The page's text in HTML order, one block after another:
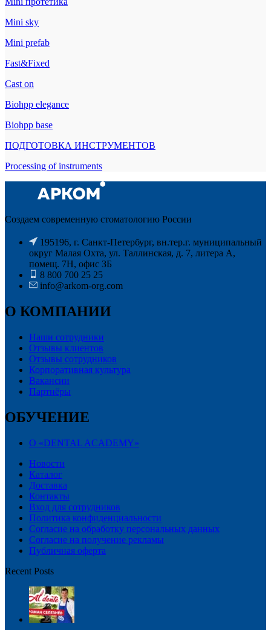
Mini sky
Mini prefab
Fast&Fixed
Cast on
Biohpp elegance
Biohpp base
ПОДГОТОВКА ИНСТРУМЕНТОВ
Processing of instruments
Создаем современную стоматологию России
195196, г. Санкт-Петербург, вн.тер.г. муниципальный
округ Малая Охта, ул. Таллинская, д. 7, литера А,
помещ. 7Н, офис ЗБ
8 800 700 25 25
info@arkom-org.com
О КОМПАНИИ
Наши сотрудники
Отзывы клиентов
Отзывы сотрудников
Корпоративная культура
Вакансии
Партнёры
ОБУЧЕНИЕ
О «DENTAL ACADEMY»
Новости
Каталог
Доставка
Контакты
Вход для сотрудников
Политика конфиденциальности
Согласие на обработку персональных данных
Cогласие на получение рекламы
Публичная оферта
Recent Posts